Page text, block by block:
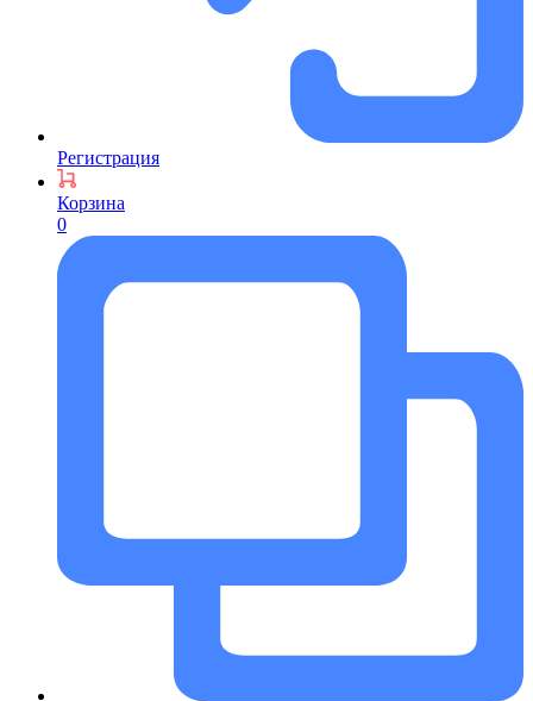
Регистрация
Корзина
0